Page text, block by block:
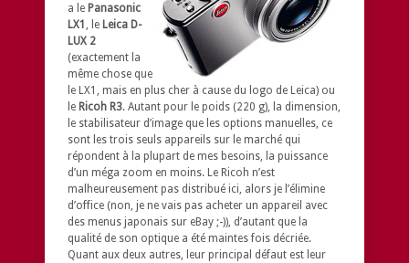
a le Panasonic
LX1
, le Leica D-
LUX 2
(exactement la
même chose que
le LX1, mais en plus cher à cause du logo de Leica) ou
le Ricoh R3. Autant pour le poids (220 g), la dimension,
le stabilisateur d’image que les options manuelles, ce
sont les trois seuls appareils sur le marché qui
répondent à la plupart de mes besoins, la puissance
d’un méga zoom en moins. Le Ricoh n’est
malheureusement pas distribué ici, alors je l’élimine
d’office (non, je ne vais pas acheter un appareil avec
des menus japonais sur eBay ;-)), d’autant que la
qualité de son optique a été maintes fois décriée.
Quant aux deux autres, leur principal défaut est leur